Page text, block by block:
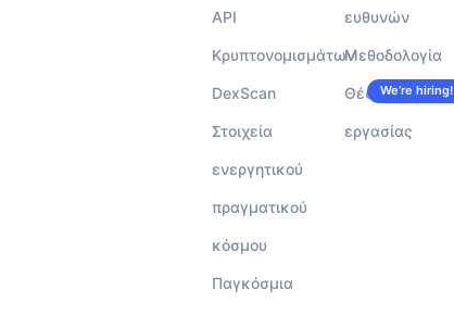
API
Κρυπτονομισμάτων
DexScan
Στοιχεία
ενεργητικού
πραγματικού
κόσμου
Παγκόσμια
ευθυνών
Μεθοδολογία
Θέσεις
εργασίας
We’re hiring!